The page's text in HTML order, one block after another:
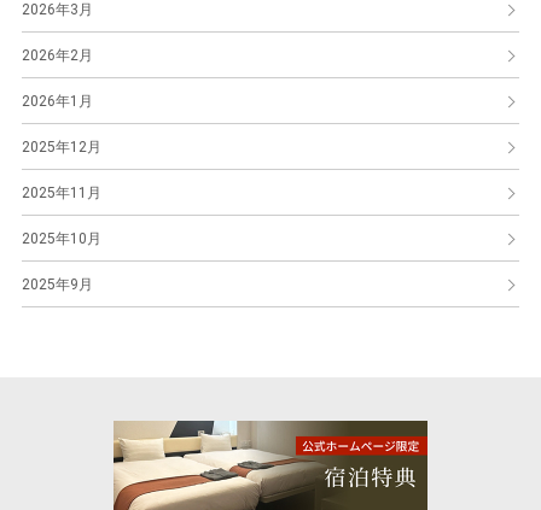
2026年3月
2026年2月
2026年1月
2025年12月
2025年11月
2025年10月
2025年9月